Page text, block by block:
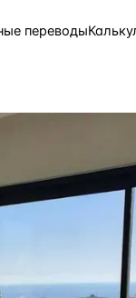
переводы
9 143
8
5 430
3 906